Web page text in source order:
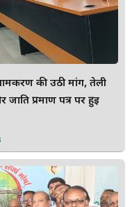
की उठी मांग, तेली
प्रमाण पत्र पर हुई